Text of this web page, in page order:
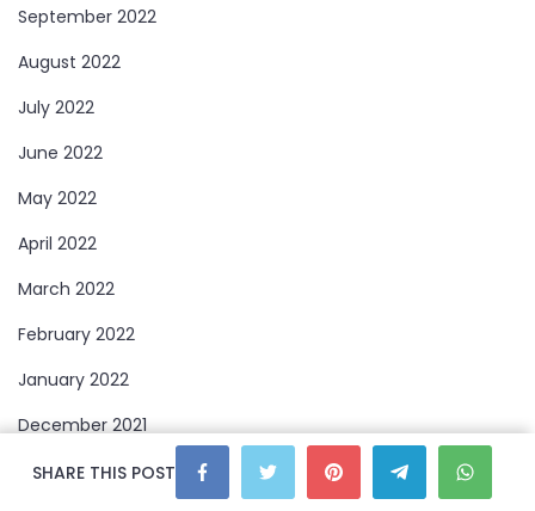
SHARE THIS POST
September 2022
August 2022
July 2022
June 2022
May 2022
April 2022
March 2022
February 2022
January 2022
December 2021
November 2021